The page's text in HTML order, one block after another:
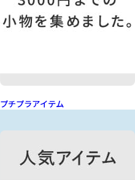
プチプラアイテム